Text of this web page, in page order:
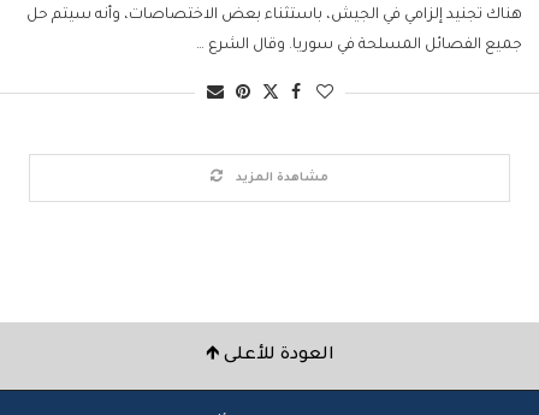
هناك تجنيد إلزامي في الجيش، باستثناء بعض الاختصاصات، وأنه سيتم حل
جميع الفصائل المسلحة في سوريا. وقال الشرع …
مشاهدة المزيد
العودة للأعلى 🡹